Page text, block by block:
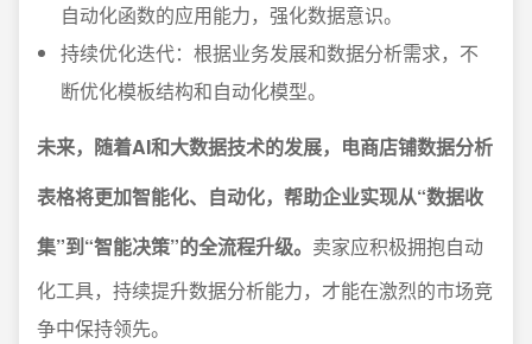
自动化函数的应用能力，强化数据意识。
持续优化迭代：根据业务发展和数据分析需求，不
断优化模板结构和自动化模型。
未来，随着AI和大数据技术的发展，电商店铺数据分析
表格将更加智能化、自动化，帮助企业实现从“数据收
集”到“智能决策”的全流程升级。 卖家应积极拥抱自动
化工具，持续提升数据分析能力，才能在激烈的市场竞
争中保持领先。